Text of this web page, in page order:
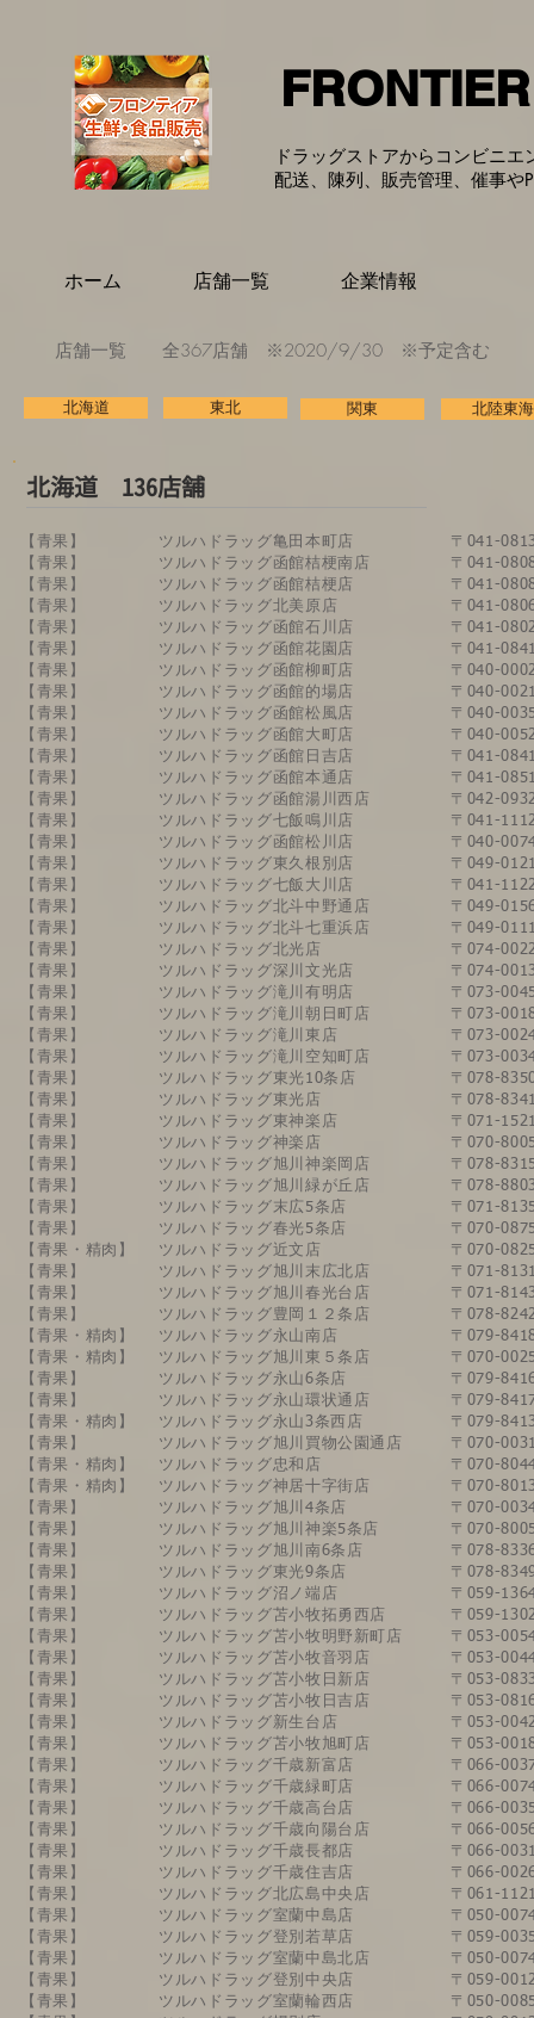
ドラッグストアからコンビニ
配送、陳列、販売管理、催事や
ホーム 店舗一覧 企業情報
​店舗一覧 全367店舗 ※2020/9/30 ※予定含む
北海道 東北 関東 北陸東海
​北海道 136店舗
​【青果】
​【青果】
【青果】
【青果】
【青果】
【青果】
【青果】
【青果】
​【青果】
【青果】
【青果】
【青果】
【青果】
【青果】
【青果】
【青果】
【青果】
​​【青果】
​​【青果】
【青果】
​【青果】
【青果】
【青果】
【青果】
【青果】
【青果】
【青果】
【青果】
【青果】
【青果】
​【青果】
【青果】
【青果】
【青果・精肉】
【青果】
【青果】
【青果】
【青果・精肉】
【青果・精肉】
​【青果】
​【青果】
【青果・精肉】
【青果】
【青果・精肉】
【青果・精肉】
【青果】
【青果】​
【青果】
【青果】
【青果】
【青果】
【青果】
【青果】
【青果】
【青果】
【青果】
【青果】
​【青果】
【青果】
【青果】
【青果】
【青果】
【青果】
【青果】
【青果】
【青果】
【青果】
【青果】
【青果】
ツルハドラッグ​亀田本町店
ツルハドラッグ​函館桔梗南店
ツルハドラッグ​函館桔梗店
ツルハドラッグ​北美原店
ツルハドラッグ​函館石川店
ツルハドラッグ​函館花園店
ツルハドラッグ​函館柳町店
ツルハドラッグ​函館的場店
ツルハドラッグ​函館松風店
ツルハドラッグ​函館大町店
​ツルハドラッグ函館日吉店
ツルハドラッグ函館本通店
​ツルハドラッグ函館湯川西店
​ツルハドラッグ七飯鳴川店
ツルハドラッグ函館松川店
​ツルハドラッグ東久根別店
​ツルハドラッグ七飯大川店
​ツルハドラッグ北斗中野通店
​ツルハドラッグ北斗七重浜店
ツルハドラッグ北光店
ツルハドラッグ深川文光店
ツルハドラッグ滝川有明店
ツルハドラッグ滝川朝日町店
ツルハドラッグ滝川東店
​ツルハドラッグ滝川空知町店
ツルハドラッグ東光10条店
ツルハドラッグ東光店
ツルハドラッグ東神楽店
ツルハドラッグ神楽店
ツルハドラッグ旭川神楽岡店
ツルハドラッグ旭川緑が丘店
ツルハドラッグ末広5条店
​ツルハドラッグ春光5条店
ツルハドラッグ近文店
ツルハドラッグ旭川末広北店
ツルハドラッグ旭川春光台店
ツルハドラッグ豊岡１２条店
ツルハドラッグ永山南店
ツルハドラッグ旭川東５条店
​ツルハドラッグ永山6条店
ツルハドラッグ永山環状通店
​ツルハドラッグ永山3条西店
​ツルハドラッグ旭川買物公園通店
ツルハドラッグ忠和店
​ツルハドラッグ神居十字街店
​ツルハドラッグ旭川4条店
​ツルハドラッグ旭川神楽5条店​
​ツルハドラッグ旭川南6条店
​ツルハドラッグ東光9条店
​ツルハドラッグ沼ノ端店
​ツルハドラッグ苫小牧拓勇西店
​ツルハドラッグ苫小牧明野新町店
​ツルハドラッグ苫小牧音羽店
​ツルハドラッグ苫小牧日新店
​ツルハドラッグ苫小牧日吉店
ツルハドラッグ新生台店
​ツルハドラッグ苫小牧旭町店
​ツルハドラッグ千歳新富店
​ツルハドラッグ千歳緑町店
​ツルハドラッグ千歳高台店
​ツルハドラッグ千歳向陽台店
​ツルハドラッグ​千歳長都店
​ツルハドラッグ千歳住吉店
​ツルハドラッグ北広島中央店
​ツルハドラッグ室蘭中島店
​ツルハドラッグ登別若草店
​ツルハドラッグ室蘭中島北店
​ツルハドラッグ登別中央店
​ツルハドラッグ室蘭輪西店
〒041-
〒041-
〒041-
〒041-
〒041-
〒041-
〒040-
〒040-
〒040-
〒040-
〒041-
〒041-
〒042-
〒041-
〒040-
〒049-
〒041-
〒049-
〒049-
〒074-
〒074-
〒073-
〒073-
〒073-
〒073-
〒078-
〒078-
〒071-
〒070-
〒078-
〒078-
〒071-
〒070-
〒070-
〒071-
〒071-
〒078-
〒079-
〒070-
〒079-
〒079-
〒079-
〒070-
〒070-
〒070-
〒070-
〒070-
〒078-
〒078-
〒059-
〒059-
〒053-
〒053-
〒053-
〒053-
〒053-
〒053-
〒066-
〒066-
〒066-
〒066-
〒066-
〒066-
〒061-
〒050-
〒059-
〒050-
〒059-
〒050-